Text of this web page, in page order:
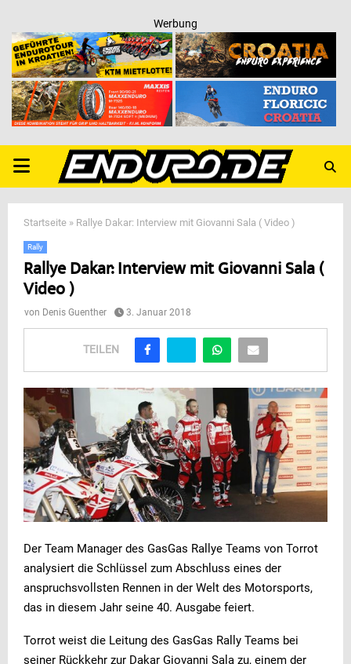
Werbung
PRIMARY
MENU
Startseite » Rallye Dakar: Interview mit Giovanni Sala ( Video )
Rally
Rallye Dakar: Interview mit Giovanni Sala (
Video )
von Denis Guenther 3. Januar 2018
TEILEN
Der Team Manager des GasGas Rallye Teams von Torrot
analysiert die Schlüssel zum Abschluss eines der
anspruchsvollsten Rennen in der Welt des Motorsports,
das in diesem Jahr seine 40. Ausgabe feiert.
Torrot weist die Leitung des GasGas Rally Teams bei
seiner Rückkehr zur Dakar Giovanni Sala zu, einem der